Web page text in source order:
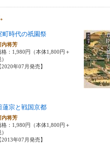
町時代の祇園祭
内将芳
格：1,980円（本体1,800円＋
2020年07月発売】
蓮宗と戦国京都
内将芳
格：1,980円（本体1,800円＋
2013年07月発売】